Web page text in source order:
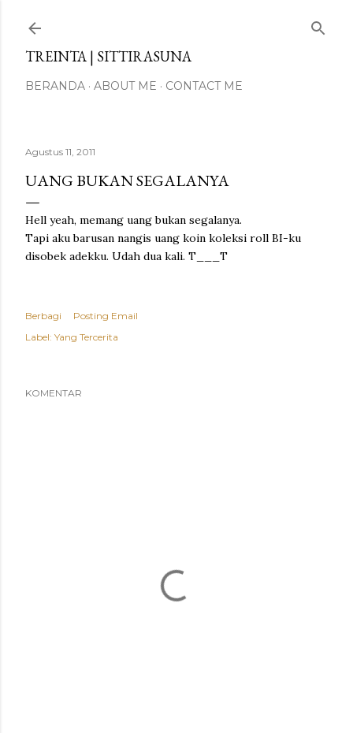
TREINTA | SITTIRASUNA
BERANDA ABOUT ME CONTACT ME
Agustus 11, 2011
UANG BUKAN SEGALANYA
Hell yeah, memang uang bukan segalanya.
Tapi aku barusan nangis uang koin koleksi roll BI-ku
disobek adekku. Udah dua kali. T___T
Berbagi
Posting Email
Label: Yang Tercerita
KOMENTAR